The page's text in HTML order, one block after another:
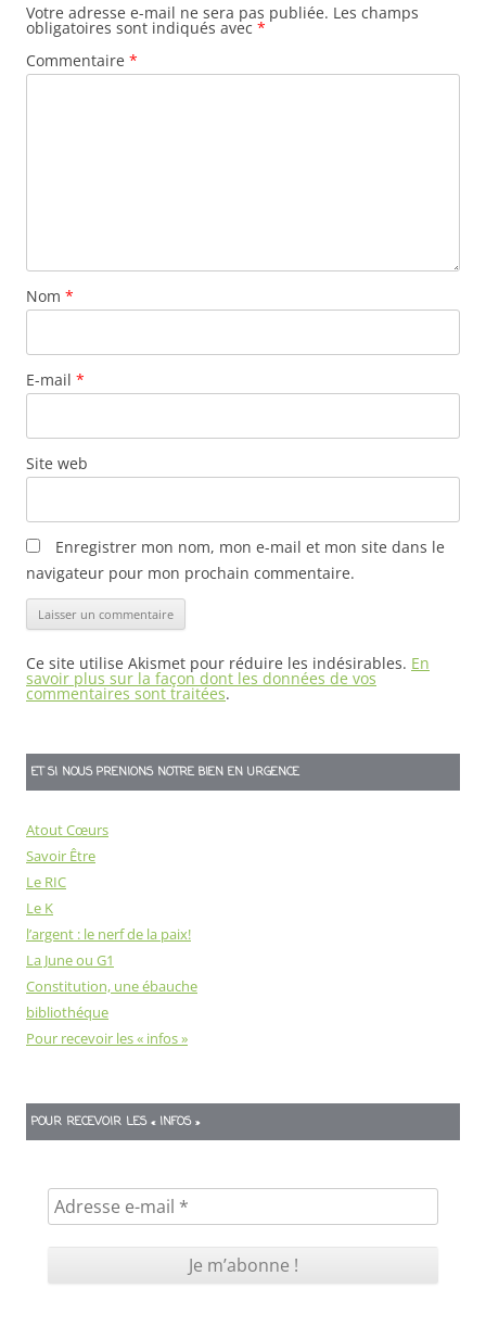
Votre adresse e-mail ne sera pas publiée. Les champs
obligatoires sont indiqués avec *
Commentaire *
Nom *
E-mail *
Site web
Enregistrer mon nom, mon e-mail et mon site dans le
navigateur pour mon prochain commentaire.
Ce site utilise Akismet pour réduire les indésirables. En
savoir plus sur la façon dont les données de vos
commentaires sont traitées.
ET SI NOUS PRENIONS NOTRE BIEN EN URGENCE
Atout Cœurs
Savoir Être
Le RIC
Le K
l’argent : le nerf de la paix!
La June ou G1
Constitution, une ébauche
bibliothéque
Pour recevoir les « infos »
POUR RECEVOIR LES « INFOS »